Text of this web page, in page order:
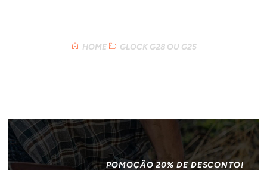
HOME GLOCK G28 OU G25
POMOÇÃO 20% DE DESCONTO!